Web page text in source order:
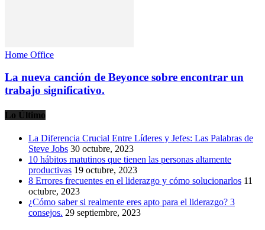
Home Office
La nueva canción de Beyonce sobre encontrar un
trabajo significativo.
Lo Último
La Diferencia Crucial Entre Líderes y Jefes: Las Palabras de
Steve Jobs 30 octubre, 2023
10 hábitos matutinos que tienen las personas altamente
productivas 19 octubre, 2023
8 Errores frecuentes en el liderazgo y cómo solucionarlos 11
octubre, 2023
¿Cómo saber si realmente eres apto para el liderazgo? 3
consejos. 29 septiembre, 2023